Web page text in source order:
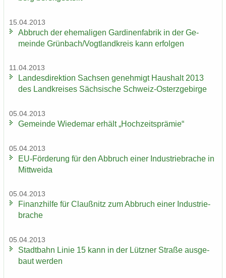
15.04.2013
Ab­bruch der ehe­ma­li­gen Gar­di­nen­fa­brik in der Ge­
mein­de Grün­bach/Vogt­land­kreis kann er­fol­gen
11.04.2013
Lan­des­di­rek­ti­on Sach­sen ge­neh­migt Haus­halt 2013
des Land­krei­ses Säch­si­sche Schweiz-​Osterzgebirge
05.04.2013
Ge­mein­de Wie­de­mar er­hält „Hoch­zeits­prä­mie“
05.04.2013
EU-​Förderung für den Ab­bruch einer In­dus­trie­bra­che in
Mitt­wei­da
05.04.2013
Fi­nanz­hil­fe für Clau­ß­nitz zum Ab­bruch einer In­dus­trie­
bra­che
05.04.2013
Stadt­bahn Linie 15 kann in der Lütz­ner Stra­ße aus­ge­
baut wer­den